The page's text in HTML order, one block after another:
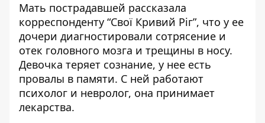
Мать пострадавшей рассказала
корреспонденту “Свої Кривий Ріг”, что у ее
дочери диагностировали сотрясение и
отек головного мозга и трещины в носу.
Девочка теряет сознание, у нее есть
провалы в памяти. С ней работают
психолог и невролог, она принимает
лекарства.